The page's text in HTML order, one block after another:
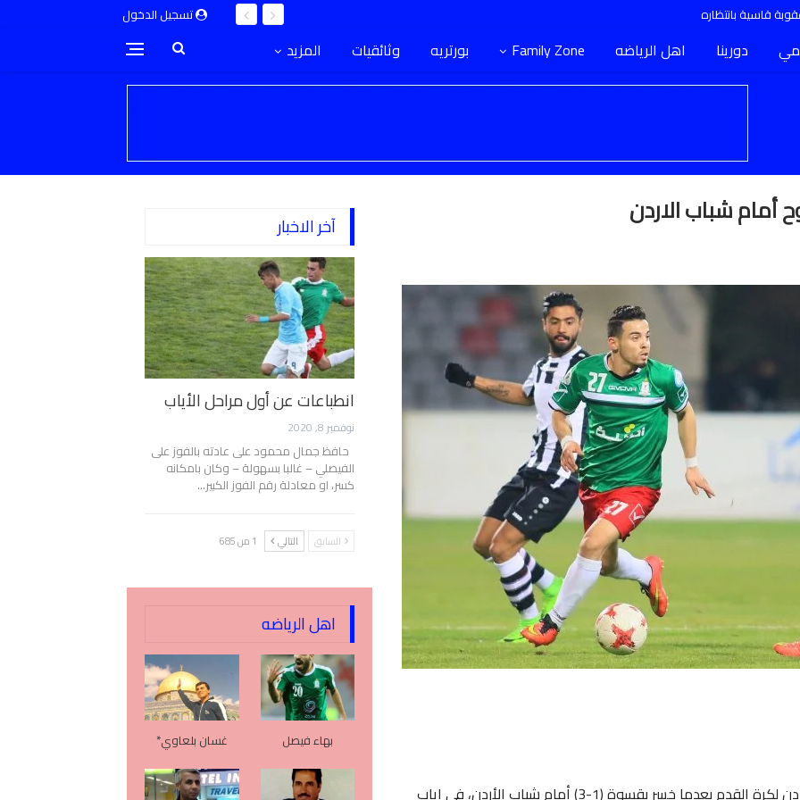
تسجيل الدخول قاسية بانتظاره
دورينا اهل الرياضه Family Zone بورتريه وثائقيات المزيد
شباب الاردن
فقد الوحدات فرصة الوصول إلى نهائي كأس الأردن لكرة القدم بعدما خسر بقسوة (1-3) أمام شباب الأردن، في إياب
آخر الاخبار
انطباعات عن أول مراحل الأياب
نوفمبر 8, 2020
حافظ جمال محمود على عادته بالفوز على
الفيصلي – غالبا بسهولة – وكان بامكانه
كسر، او معادلة رقم الفوز الكبير…
السابق التالي 1 من 685
اهل الرياضه
بهاء فيصل غسان بلعاوي*